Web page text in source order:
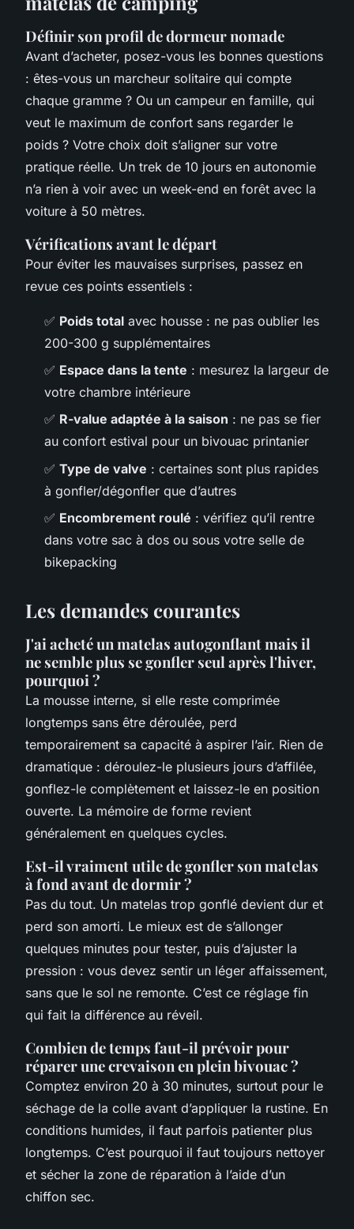
Définir son profil de dormeur nomade
Avant d’acheter, posez-vous les bonnes questions
: êtes-vous un marcheur solitaire qui compte
chaque gramme ? Ou un campeur en famille, qui
veut le maximum de confort sans regarder le
poids ? Votre choix doit s’aligner sur votre
pratique réelle. Un trek de 10 jours en autonomie
n’a rien à voir avec un week-end en forêt avec la
voiture à 50 mètres.
Vérifications avant le départ
Pour éviter les mauvaises surprises, passez en
revue ces points essentiels :
✅ Poids total avec housse : ne pas oublier les
200-300 g supplémentaires
✅ Espace dans la tente : mesurez la largeur de
votre chambre intérieure
✅ R-value adaptée à la saison : ne pas se fier
au confort estival pour un bivouac printanier
✅ Type de valve : certaines sont plus rapides
à gonfler/dégonfler que d’autres
✅ Encombrement roulé : vérifiez qu’il rentre
dans votre sac à dos ou sous votre selle de
bikepacking
Les demandes courantes
J'ai acheté un matelas autogonflant mais il
ne semble plus se gonfler seul après l'hiver,
pourquoi ?
La mousse interne, si elle reste comprimée
longtemps sans être déroulée, perd
temporairement sa capacité à aspirer l’air. Rien de
dramatique : déroulez-le plusieurs jours d’affilée,
gonflez-le complètement et laissez-le en position
ouverte. La mémoire de forme revient
généralement en quelques cycles.
Est-il vraiment utile de gonfler son matelas
à fond avant de dormir ?
Pas du tout. Un matelas trop gonflé devient dur et
perd son amorti. Le mieux est de s’allonger
quelques minutes pour tester, puis d’ajuster la
pression : vous devez sentir un léger affaissement,
sans que le sol ne remonte. C’est ce réglage fin
qui fait la différence au réveil.
Combien de temps faut-il prévoir pour
réparer une crevaison en plein bivouac ?
Comptez environ 20 à 30 minutes, surtout pour le
séchage de la colle avant d’appliquer la rustine. En
conditions humides, il faut parfois patienter plus
longtemps. C’est pourquoi il faut toujours nettoyer
et sécher la zone de réparation à l’aide d’un
chiffon sec.